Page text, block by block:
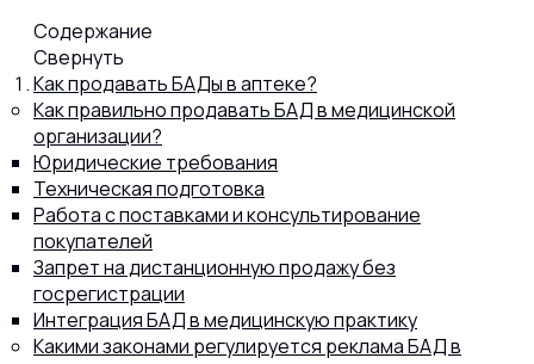
Капсул
Коллагена
Протеина
Спортивного питания
Содержание
Свернуть
Как продавать БАДы в аптеке?
Как правильно продавать БАД в медицинской
организации?
Юридические требования
Техническая подготовка
Работа с поставками и консультирование
покупателей
Запрет на дистанционную продажу без
госрегистрации
Интеграция БАД в медицинскую практику
Какими законами регулируется реклама БАД в